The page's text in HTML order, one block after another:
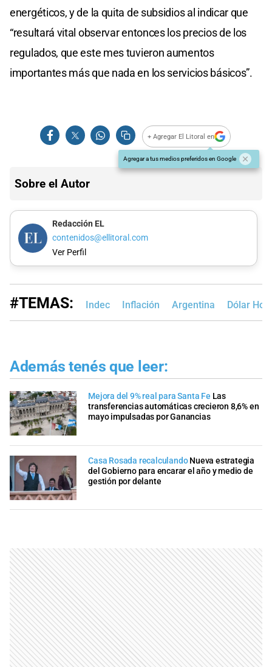
energéticos, y de la quita de subsidios al indicar que
“resultará vital observar entonces los precios de los
regulados, que este mes tuvieron aumentos
importantes más que nada en los servicios básicos”.
+ Agregar El Litoral en
Agregar a tus medios preferidos en Google
Sobre el Autor
Redacción EL
contenidos@ellitoral.com
Ver Perfil
#TEMAS: Indec Inflación Argentina Dólar Hoy
Además tenés que leer:
Mejora del 9% real para Santa Fe Las
transferencias automáticas crecieron 8,6% en
mayo impulsadas por Ganancias
Casa Rosada recalculando Nueva estrategia
del Gobierno para encarar el año y medio de
gestión por delante